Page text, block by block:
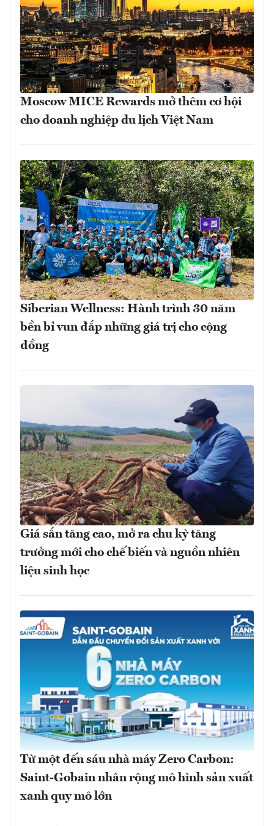
Moscow MICE Rewards mở thêm cơ hội
cho doanh nghiệp du lịch Việt Nam
Siberian Wellness: Hành trình 30 năm
bền bỉ vun đắp những giá trị cho cộng
đồng
Giá sắn tăng cao, mở ra chu kỳ tăng
trưởng mới cho chế biến và nguồn nhiên
liệu sinh học
Từ một đến sáu nhà máy Zero Carbon:
Saint-Gobain nhân rộng mô hình sản xuất
xanh quy mô lớn